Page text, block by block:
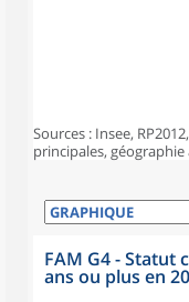
Sources : Insee,
principales,
FAM G4 - Statut
ans ou plus en